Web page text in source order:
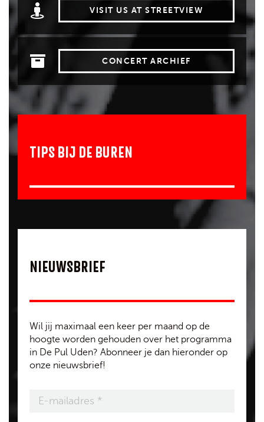
VISIT US AT STREETVIEW
CONCERT ARCHIEF
TIPS BIJ DE BUREN
NIEUWSBRIEF
Wil jij maximaal een keer per maand op de
hoogte worden gehouden over het programma
in De Pul Uden? Abonneer je dan hieronder op
onze nieuwsbrief!